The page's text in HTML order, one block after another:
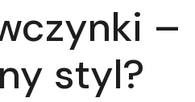
–
styl?